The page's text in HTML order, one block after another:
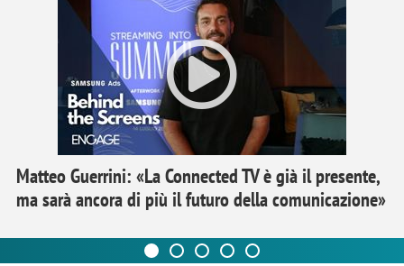
Matteo Guerrini: «La Connected TV è già il presente,
ma sarà ancora di più il futuro della comunicazione»